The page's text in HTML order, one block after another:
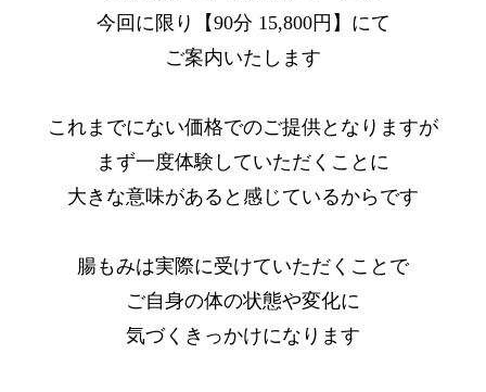
今回に限り【90分 15,800円】にて
ご案内いたします
これまでにない価格でのご提供となりますが
まず一度体験していただくことに
大きな意味があると感じているからです
腸もみは実際に受けていただくことで
ご自身の体の状態や変化に
気づくきっかけになります